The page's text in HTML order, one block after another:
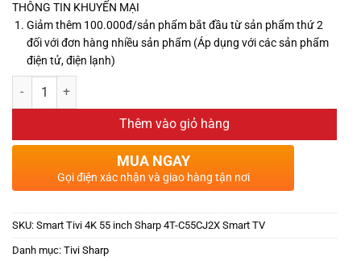
THÔNG TIN KHUYẾN MẠI
Giảm thêm 100.000đ/sản phẩm bắt đầu từ sản phẩm thứ 2
đối với đơn hàng nhiều sản phẩm (Áp dụng với các sản phẩm
điện tử, điện lạnh)
Thêm vào giỏ hàng
MUA NGAY
Gọi điện xác nhận và giao hàng tận nơi
SKU: Smart Tivi 4K 55 inch Sharp 4T-C55CJ2X Smart TV
Danh mục: Tivi Sharp